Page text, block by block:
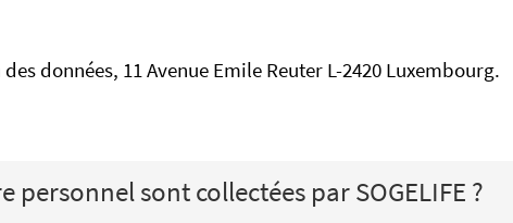
données, 11 Avenue Emile Reuter L-2420 Luxembourg.
personnel sont collectées par SOGELIFE ?